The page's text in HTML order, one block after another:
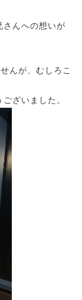
さんへの想いが
んが、むしろこ
ざいました。